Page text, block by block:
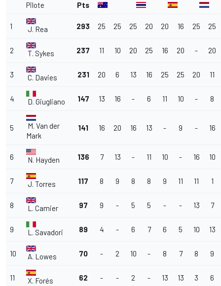
Pilote Pts
1 J. Rea 293 25 25 25 20 20 16 25 25
2 T. Sykes 237 11 10 20 25 16 20 - 20
3 C. Davies 231 20 6 13 16 25 25 20 11
4 D. Giugliano 147 13 16 - 6 11 10 - 8
5
M. Van der
Mark
141 16 20 16 13 - 9 - 16
6 N. Hayden 136 7 13 - 11 10 - 16 10
7 J. Torres 117 8 9 8 8 9 11 11 1
8 L. Camier 97 9 - 5 5 - - 13 7
9 L. Savadori 89 4 - 6 7 6 5 10 13
10 A. Lowes 70 - 2 10 - 8 7 8 9
11 X. Forés 62 - - 2 - 13 13 3 6